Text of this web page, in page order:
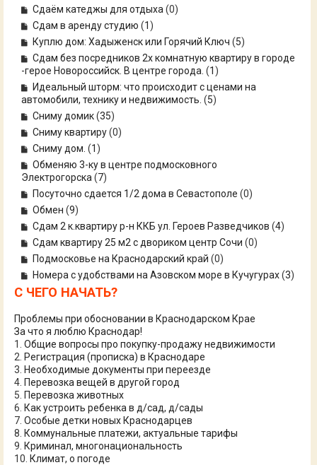
Сдаём катеджы для отдыха (0)
Сдам в аренду студию (1)
Куплю дом: Хадыженск или Горячий Ключ (5)
Сдам без посредников 2х комнатную квартиру в городе
-герое Новороссийск. В центре города. (1)
Идеальный шторм: что происходит с ценами на
автомобили, технику и недвижимость. (5)
Сниму домик(35)
Сниму квартиру(0)
Сниму дом. (1)
Обменяю 3-ку в центре подмосковного
Электрогорска (7)
Посуточно сдается 1/2 дома в Севастополе (0)
Обмен (9)
Сдам 2 к.квартиру р-н ККБ ул. Героев Разведчиков (4)
Сдам квартиру 25 м2 с двориком центр Сочи (0)
Подмосковье на Краснодарский край (0)
Номера с удобствами на Азовском море в Кучугурах(3)
С ЧЕГО НАЧАТЬ?
Проблемы при обосновании в Краснодарском Крае
За что я люблю Краснодар!
1. Общие вопросы про покупку-продажу недвижимости
2. Регистрация (прописка) в Краснодаре
3. Необходимые документы при переезде
4. Перевозка вещей в другой город
5. Перевозка животных
6. Как устроить ребенка в д/сад, д/сады
7. Особые детки новых Краснодарцев
8. Коммунальные платежи, актуальные тарифы
9. Криминал, многонациональность
10. Климат, о погоде